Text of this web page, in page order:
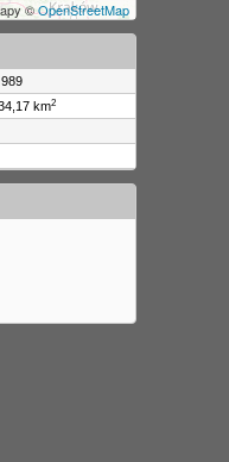
©OpenStreetMap
km2